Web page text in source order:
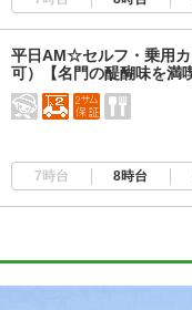
平日AM☆セルフ・乗用
可）【名門の醍醐味を満
7時台 8時台